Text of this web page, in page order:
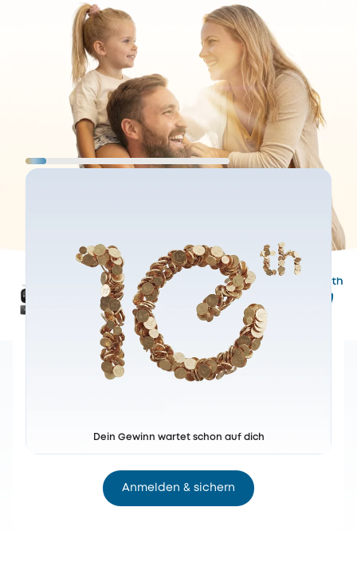
Preispool zum 10-jährigen
Jubiläum
10% bereits gesichert
Dein Gewinn wartet schon auf dich
Anmelden & sichern